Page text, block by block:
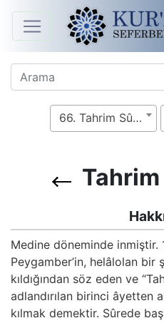
Anasayfa
Sûreler
Arapça
Notları
Kur'ân
Seferberliği
66. Tahrim Sûresi
Medine döneminde inmiştir.
Peygamber’in, helâlolan bir
kıldığından söz eden ve
adlandırılan birinci âyetten
kılmak demektir. Sûrede